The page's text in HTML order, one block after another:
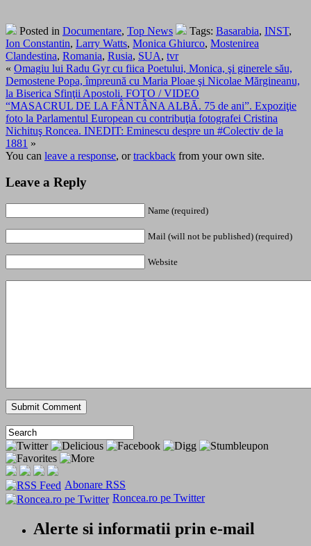
Posted in Documentare, Top News Tags: Basarabia, INST,
Ion Constantin, Larry Watts, Monica Ghiurco, Mostenirea
Clandestina, Romania, Rusia, SUA, tvr
« Omagiu lui Radu Gyr cu fiica Poetului, Monica, şi ginerele său,
Demostene Popa, împreună cu Maria Ploae şi Nicolae Mărgineanu,
la Biserica Sfinţii Apostoli. FOTO / VIDEO
“MASACRUL DE LA FÂNTÂNA ALBĂ. 75 de ani”. Expoziţie
foto la Parlamentul European cu contribuţia fotografei Cristina
Nichituş Roncea. INEDIT: Eminescu despre un #Colectiv de la
1881 »
You can leave a response, ortrackback from your own site.
Leave a Reply
Name (required)
Mail (will not be published) (required)
Website
Abonare RSS
Roncea.ro pe Twitter
Alerte si informatii prin e-mail